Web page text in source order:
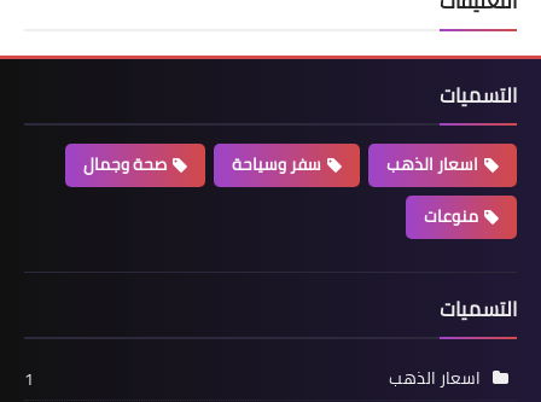
التسميات
اسعار الذهب سفر وسياحة
صحة وجمال
منوعات
التسميات
اسعار الذهب
1